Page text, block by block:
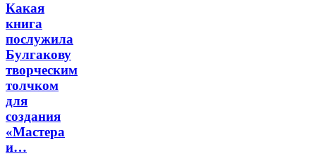
Какая
книга
послужила
Булгакову
творческим
толчком
для
создания
«Мастера
и…